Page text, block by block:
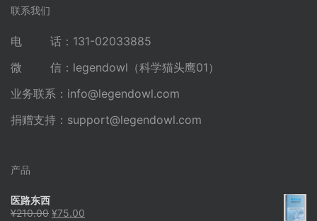
联系我们
电 话：131-02033885
微 信：legendowl（科学猫头鹰01）
业务联系： info@legendowl.com
捐赠支持： support@legendowl.com
产品
医路东西
¥210.00 原
¥75.00